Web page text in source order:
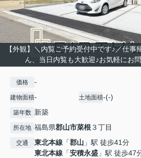
【外観】＼内覧ご予約受付中です♪／仕事
ん、当日内覧も大歓迎♪お気軽にお
価格 -
建物面積- 土地面積-(-)
築年数 新築
所在地 福島県郡山市菜根３丁目
交通 東北本線 「郡山 」駅 徒歩41分
東北本線 「安積永盛 」駅 徒歩47